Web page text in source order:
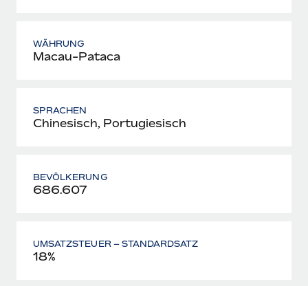
WÄHRUNG
Macau-Pataca
SPRACHEN
Chinesisch, Portugiesisch
BEVÖLKERUNG
686.607
UMSATZSTEUER – STANDARDSATZ
18%